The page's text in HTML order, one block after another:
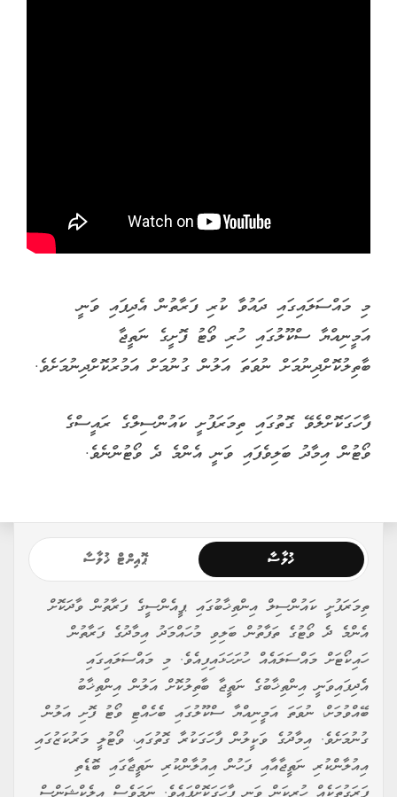
މި މައްސަލައިގައި ދައުވާ ކުރި ފަރާތުން އެދިފައި ވަނީ
އަމީނިއްޔާ ސްކޫލުގައި ހުރި ވޯޓު ފޮށީގެ ނަތީޖާ
ބާތިލުކޮށްދިނުމަށް ނުވަތަ އަލުން ގުނުމަށް އަމުރުކޮށްދިނުމަށެވެ.
ފާހަގަކޮށްލެވޭ ގޮތުގައި ތިމަރަފުށީ ކައުންސިލްގެ ރައީސްގެ
ވޯޓުން އިމާދު ބަލިވެފައި ވަނީ އެންމެ ދެ ވޯޓުންނެވެ.
ޚުލާސާ ޕޮއިންޓް ޚުލާސާ
ތިމަރަފުށީ ކައުންސިލް އިންތިޚާބުގައި ޕީއެންސީގެ ފަރާތުން ވާދަކޮށް
އެންމެ ދެ ވޯޓުގެ ތަފާތުން ބަލިވި މުހައްމަދު އިމާދުގެ ފަރާތުން
ހައިކޯޓަށް މައްސަލައެއް ހުށަހަޅައިފިއެވެ. މި މައްސަލައިގައި
އެދިފައިވަނީ އިންތިޚާބުގެ ނަތީޖާ ބާތިލުކޮށް އަލުން އިންތިޚާބު
ބޭއްވުމަށް، ނުވަތަ އަމީނިއްޔާ ސްކޫލުގައި ބެހެއްޓި ވޯޓު ފޮށި އަލުން
ގުނުމަށެވެ. އިމާދުގެ ވަކީލުން ފާހަގަކުރާ ގޮތުގައި، ވޯޓުލީ މަރުކަޒުގައި
އިއުލާންކުރި ނަތީޖާއާއި ފަހުން އިއުލާންކުރި ނަތީޖާގައި ބޮޑެތި